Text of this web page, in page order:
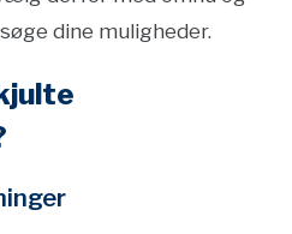
dine muligheder.